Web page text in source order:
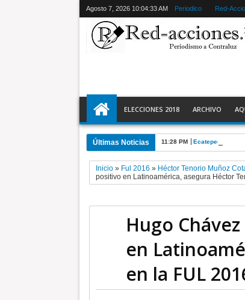
Agosto 7, 2026 10:04:35 AM Periodico Red-
ELECCIONES 2018 ARCHIVO
Últimas Noticias 11:28 PM Ecatepec detiene
Inicio» Ful 2016 » Héctor Tenorio Muñoz
positivo en Latinoamérica, asegura Héctor
Hugo
en
en la FUL